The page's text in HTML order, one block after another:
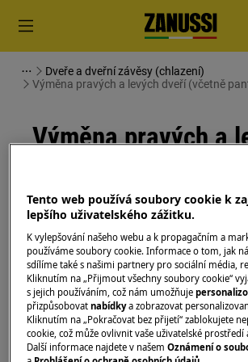
Dveře a dveřní závěsy (chlazení)
Výměna pravých a levých dveří (včetně
Výměna pravých a
dveří (včetně
Řešení
Před jakoukoli údržbou vypněte
vytáhněte zástrčku ze zásuvky.
Při přemisťování spotřebičů buďte
těžkých spotřebičů je nutné jej
osobami.
Tento web používá soubory cookie k
lepšího uživatelského zážitku.
K vylepšování našeho webu a k propagačním a
používáme soubory cookie. Informace o tom, jak
sdílíme také s našimi partnery pro sociální média,
Kliknutím na „Přijmout všechny soubory cookie“
s jejich používáním, což nám umožňuje
přizpůsobovatnabídkya zobrazovat
Kliknutím na „Pokračovat bez přijetí“ zablokujete
cookie, což může ovlivnit vaše uživatelské prostředí
Další informace najdete v našemOznámení o